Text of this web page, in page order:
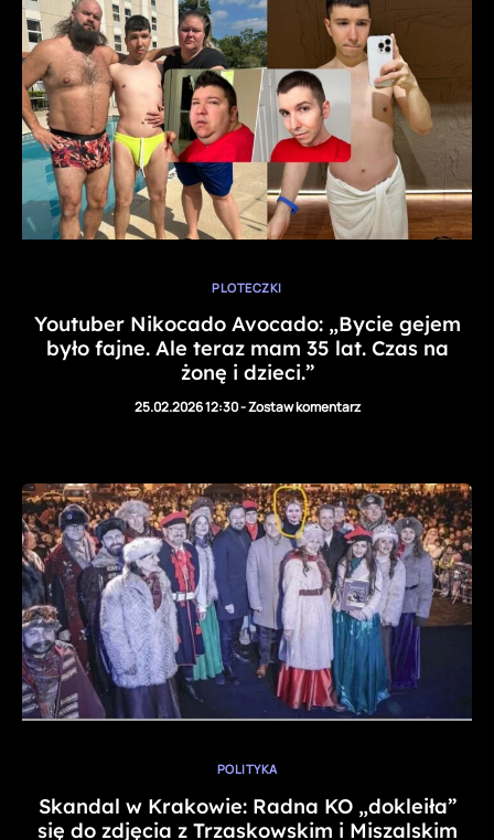
PLOTECZKI
Youtuber Nikocado Avocado: „Bycie gejem
było fajne. Ale teraz mam 35 lat. Czas na
żonę i dzieci.”
25.02.2026 12:30-Zostaw komentarz
POLITYKA
Skandal w Krakowie: Radna KO „dokleiła”
się do zdjęcia z Trzaskowskim i Miszalskim